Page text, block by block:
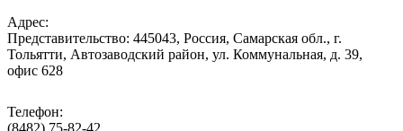
Адрес:
Представительство: 445043, Россия, Самарская обл., г.
Тольятти, Автозаводский район, ул. Коммунальная, д. 39,
офис 628
Телефон:
(8482) 75-82-42